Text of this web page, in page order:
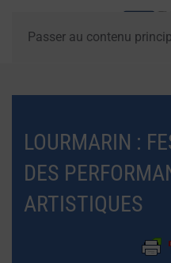
Passer au contenu
LOURMARIN :
DES
ARTISTIQUES